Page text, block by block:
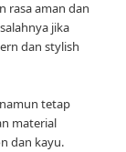
rasa aman dan
jika
dan stylish
tetap
material
dan kayu.